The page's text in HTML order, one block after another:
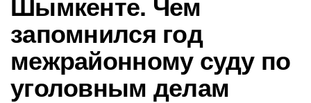
Шымкенте. Чем
запомнился год
межрайонному суду по
уголовным делам